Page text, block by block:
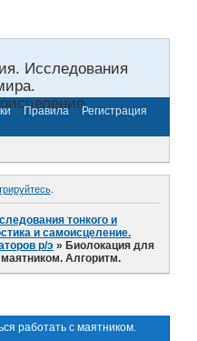
Исследования
Правила
Регистрация
.
тонкого и
и самоисцеление.
р/э »Биолокация для
маятником. Алгоритм.
работать с маятником.